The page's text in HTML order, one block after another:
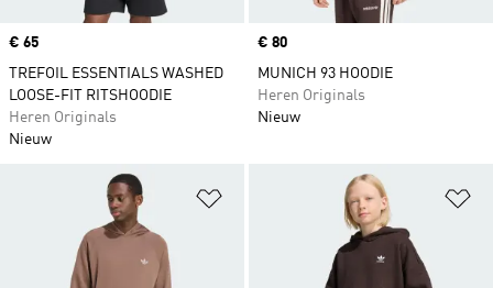
Price
€ 65
TREFOIL ESSENTIALS WASHED
LOOSE-FIT RITSHOODIE
Heren Originals
Nieuw
Price
€ 80
MUNICH 93 HOODIE
Heren Originals
Nieuw
Op verlanglijst zetten